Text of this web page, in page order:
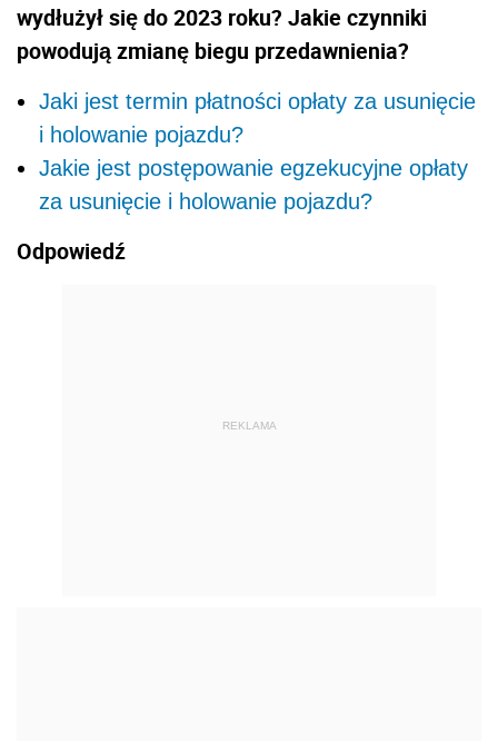
wydłużył się do 2023 roku? Jakie czynniki
powodują zmianę biegu przedawnienia?
Jaki jest termin płatności opłaty za usunięcie
i holowanie pojazdu?
Jakie jest postępowanie egzekucyjne opłaty
za usunięcie i holowanie pojazdu?
Odpowiedź
REKLAMA